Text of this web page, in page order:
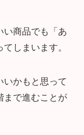
い商品でも「あ
しまいます。
いかもと思って
まで進むことが